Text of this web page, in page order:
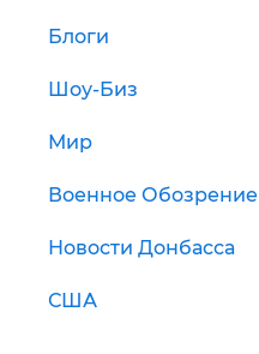
Блоги
Шоу-Биз
Мир
Военное Обозрение
Новости Донбасса
США